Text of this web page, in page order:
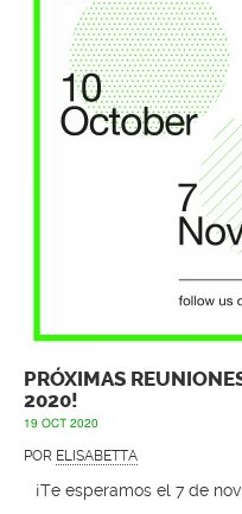
PRÓXIMAS
2020!
19 OCT 2020
POR ELISABETTA
¡Te esperamos el 7 de